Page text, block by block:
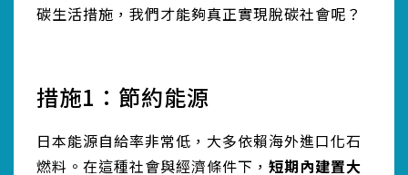
碳生活措施，我們才能夠真正實現脫碳社會呢？
措施1：節約能源
日本能源自給率非常低，大多依賴海外進口化石
燃料。在這種社會與經濟條件下， 短期內建置大